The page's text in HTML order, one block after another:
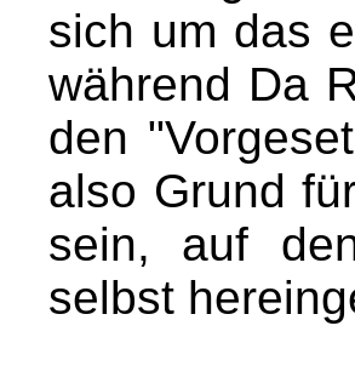
sich um das
während Da
den
also Grund
sein, auf
selbst